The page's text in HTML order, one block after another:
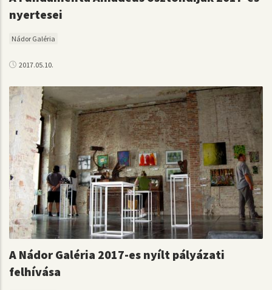
nyertesei
Nádor Galéria
2017.05.10.
A Nádor Galéria 2017-es nyílt pályázati
felhívása